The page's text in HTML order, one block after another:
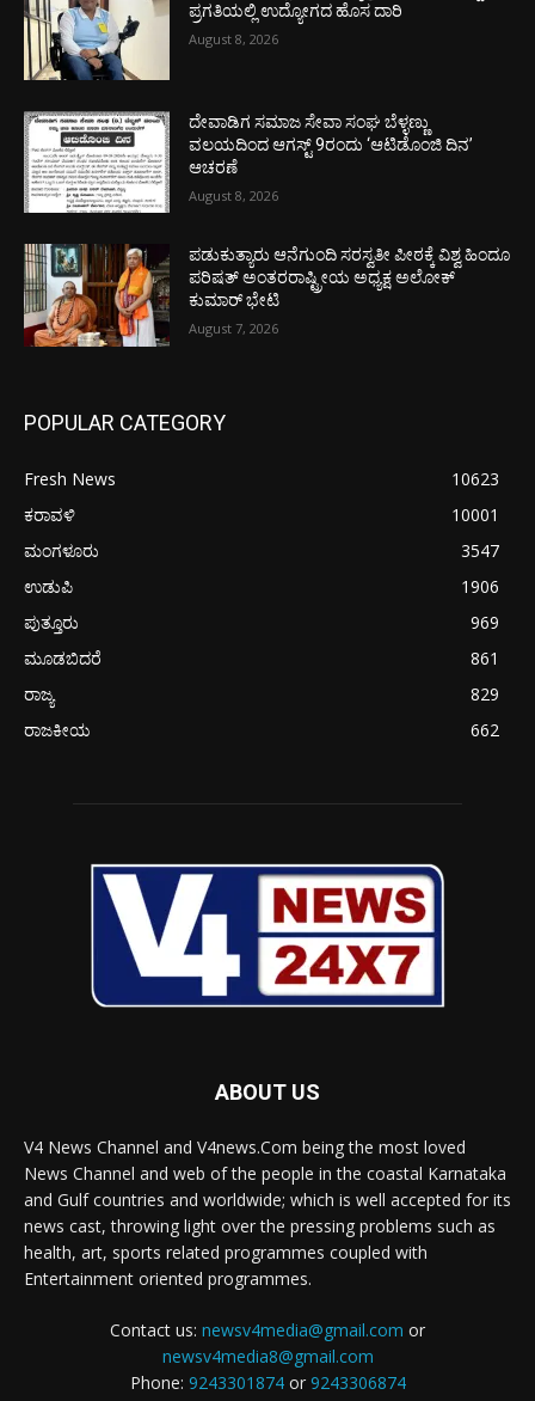
ಪ್ರಗತಿಯಲ್ಲಿ ಉದ್ಯೋಗದ ಹೊಸ ದಾರಿ
August 8, 2026
ದೇವಾಡಿಗ ಸಮಾಜ ಸೇವಾ ಸಂಘ ಬೆಳ್ಳಣ್ಣು
ವಲಯದಿಂದ ಆಗಸ್ಟ್ 9ರಂದು ‘ಆಟಿಡೊಂಜಿ ದಿನ’
ಆಚರಣೆ
August 8, 2026
ಪಡುಕುತ್ಯಾರು ಆನೆಗುಂದಿ ಸರಸ್ವತೀ ಪೀಠಕ್ಕೆ ವಿಶ್ವ ಹಿಂದೂ
ಪರಿಷತ್ ಅಂತರರಾಷ್ಟ್ರೀಯ ಅಧ್ಯಕ್ಷ ಅಲೋಕ್
ಕುಮಾರ್ ಭೇಟಿ
August 7, 2026
POPULAR CATEGORY
Fresh News
10623
ಕರಾವಳಿ
10001
ಮಂಗಳೂರು
3547
ಉಡುಪಿ
1906
ಪುತ್ತೂರು
969
ಮೂಡಬಿದರೆ
861
ರಾಜ್ಯ
829
ರಾಜಕೀಯ
662
ABOUT US
V4 News Channel and V4news.Com being the most loved
News Channel and web of the people in the coastal Karnataka
and Gulf countries and worldwide; which is well accepted for its
news cast, throwing light over the pressing problems such as
health, art, sports related programmes coupled with
Entertainment oriented programmes.
Contact us: newsv4media@gmail.com or
newsv4media8@gmail.com
Phone: 9243301874or 9243306874